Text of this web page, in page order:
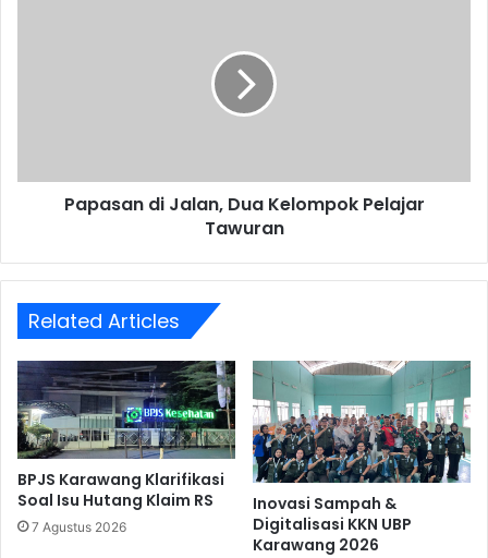
Papasan di Jalan, Dua Kelompok Pelajar
Tawuran
Related Articles
BPJS Karawang Klarifikasi
Soal Isu Hutang Klaim RS
7 Agustus 2026
Inovasi Sampah &
Digitalisasi KKN UBP
Karawang 2026